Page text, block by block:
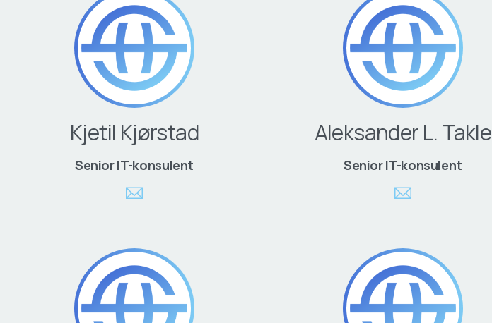
Kjetil Kjørstad
Senior IT-konsulent
Aleksander L. Takle
Senior IT-konsulent